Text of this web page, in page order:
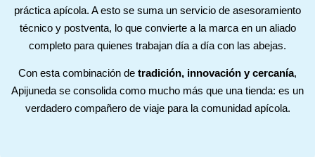
práctica apícola. A esto se suma un servicio de asesoramiento
técnico y postventa, lo que convierte a la marca en un aliado
completo para quienes trabajan día a día con las abejas.
Con esta combinación de tradición, innovación y cercanía,
Apijuneda se consolida como mucho más que una tienda: es un
verdadero compañero de viaje para la comunidad apícola.